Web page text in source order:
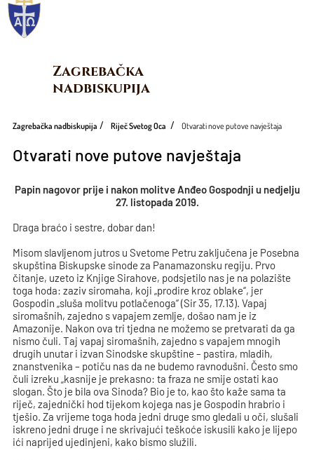
Zagrebačka
nadbiskupija
Zagrebačka nadbiskupija Riječ Svetog Oca Otvarati nove putove navještaja
Otvarati nove putove navještaja
Papin nagovor prije i nakon molitve Anđeo Gospodnji u nedjelju
27. listopada 2019.
Draga braćo i sestre, dobar dan!
Misom slavljenom jutros u Svetome Petru zaključena je Posebna
skupština Biskupske sinode za Panamazonsku regiju. Prvo
čitanje, uzeto iz Knjige Sirahove, podsjetilo nas je na polazište
toga hoda: zaziv siromaha, koji „prodire kroz oblake“, jer
Gospodin „sluša molitvu potlačenoga“ (Sir 35, 17.13). Vapaj
siromašnih, zajedno s vapajem zemlje, došao nam je iz
Amazonije. Nakon ova tri tjedna ne možemo se pretvarati da ga
nismo čuli. Taj vapaj siromašnih, zajedno s vapajem mnogih
drugih unutar i izvan Sinodske skupštine – pastira, mladih,
znanstvenika – potiču nas da ne budemo ravnodušni. Često smo
čuli izreku „kasnije je prekasno: ta fraza ne smije ostati kao
slogan. Što je bila ova Sinoda? Bio je to, kao što kaže sama ta
riječ, zajednički hod tijekom kojega nas je Gospodin hrabrio i
tješio. Za vrijeme toga hoda jedni druge smo gledali u oči, slušali
iskreno jedni druge i ne skrivajući teškoće iskusili kako je lijepo
ići naprijed ujedinjeni, kako bismo služili.